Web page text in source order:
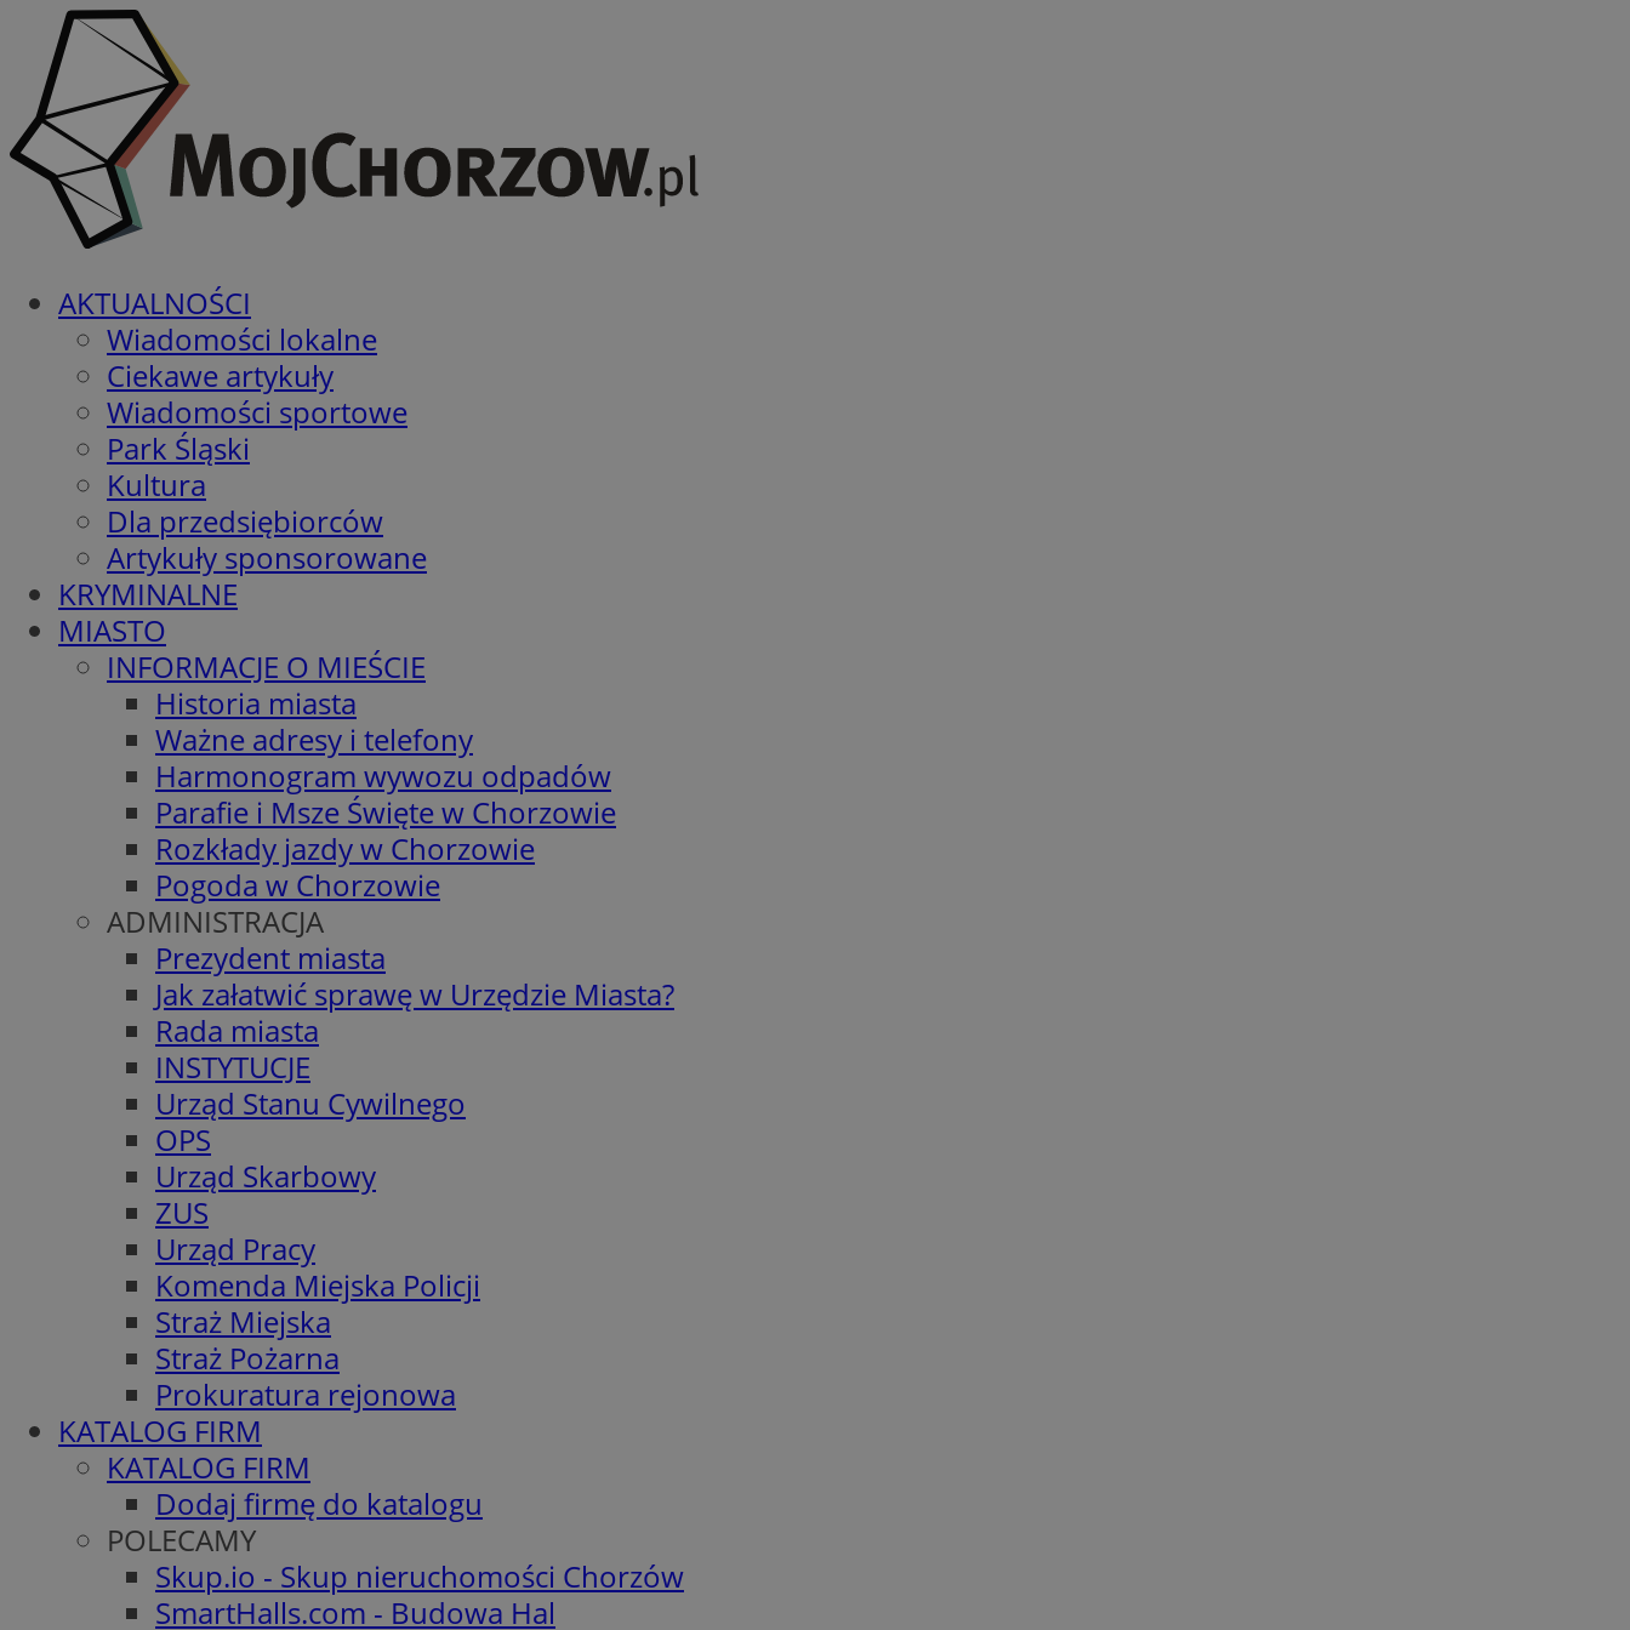
AKTUALNOŚCI
Wiadomości lokalne
Ciekawe artykuły
Wiadomości sportowe
Park Śląski
Kultura
Dla przedsiębiorców
Artykuły sponsorowane
KRYMINALNE
MIASTO
INFORMACJE O MIEŚCIE
Historia miasta
Ważne adresy i telefony
Harmonogram wywozu odpadów
Parafie i Msze Święte w Chorzowie
Rozkłady jazdy w Chorzowie
Pogoda w Chorzowie
ADMINISTRACJA
Prezydent miasta
Jak załatwić sprawę w Urzędzie Miasta?
Rada miasta
INSTYTUCJE
Urząd Stanu Cywilnego
OPS
Urząd Skarbowy
ZUS
Urząd Pracy
Komenda Miejska Policji
Straż Miejska
Straż Pożarna
Prokuratura rejonowa
KATALOG FIRM
KATALOG FIRM
Dodaj firmę do katalogu
POLECAMY
Skup.io - Skup nieruchomości Chorzów
SmartHalls.com - Budowa Hal